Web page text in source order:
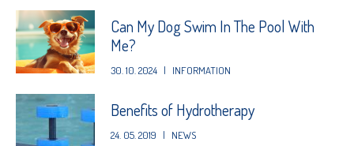
Can My Dog Swim In The Pool With
Me?
30. 10. 2024 | INFORMATION
Benefits of Hydrotherapy
24. 05. 2019 | NEWS